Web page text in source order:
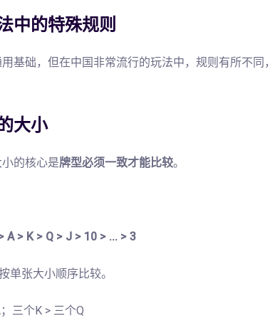
中的特殊规则
基础，但在中国非常流行的玩法中，规则有所不同
大小
的核心是牌型必须一致才能比较。
A > K > Q > J > 10 > ... > 3
单张大小顺序比较。
三个K > 三个Q